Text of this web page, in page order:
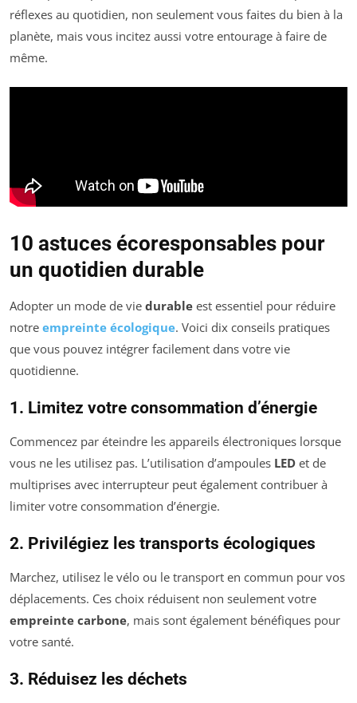
réflexes au quotidien, non seulement vous faites du bien à la
planète, mais vous incitez aussi votre entourage à faire de
même.
10 astuces écoresponsables pour
un quotidien durable
Adopter un mode de vie durable est essentiel pour réduire
notre empreinte écologique. Voici dix conseils pratiques
que vous pouvez intégrer facilement dans votre vie
quotidienne.
1. Limitez votre consommation d’énergie
Commencez par éteindre les appareils électroniques lorsque
vous ne les utilisez pas. L’utilisation d’ampoules LED et de
multiprises avec interrupteur peut également contribuer à
limiter votre consommation d’énergie.
2. Privilégiez les transports écologiques
Marchez, utilisez le vélo ou le transport en commun pour vos
déplacements. Ces choix réduisent non seulement votre
empreinte carbone, mais sont également bénéfiques pour
votre santé.
3. Réduisez les déchets